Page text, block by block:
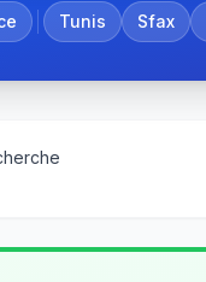
Tunis Sfax